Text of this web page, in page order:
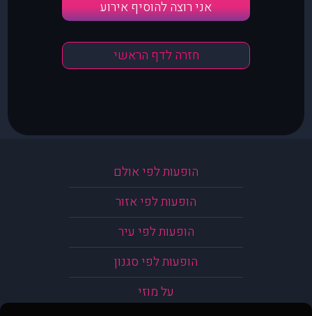
אני רוצה להוסיף אירוע
חזרה לדף הראשי
הופעות לפי אולם
הופעות לפי אזור
הופעות לפי עיר
הופעות לפי סגנון
על מוזי